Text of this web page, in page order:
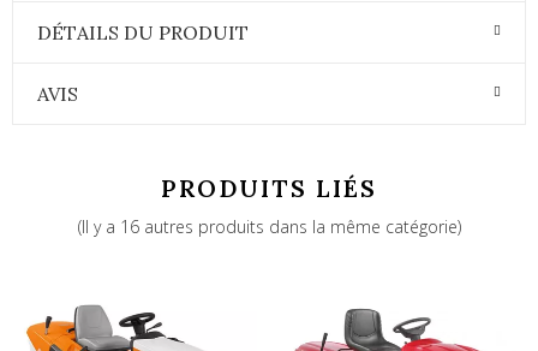
DÉTAILS DU PRODUIT
AVIS
PRODUITS LIÉS
(Il y a 16 autres produits dans la même catégorie)